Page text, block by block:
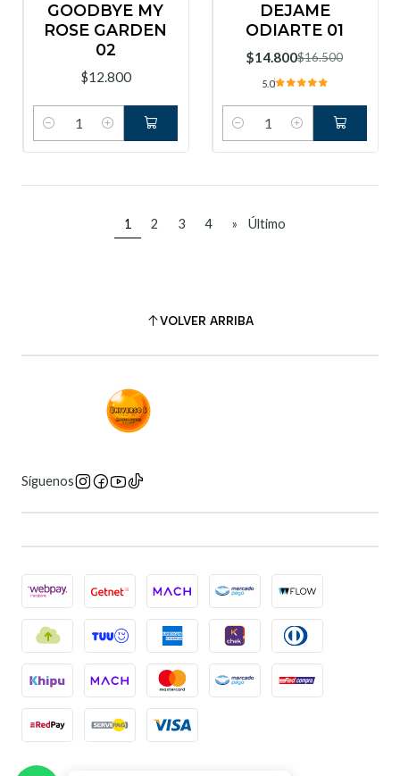
GOODBYE MY
ROSE GARDEN
02
$12.800
Cantidad
DEJAME
ODIARTE 01
$14.800$16.500
5.0
Cantidad
1 2 3 4 » Último
VOLVER ARRIBA
Síguenos